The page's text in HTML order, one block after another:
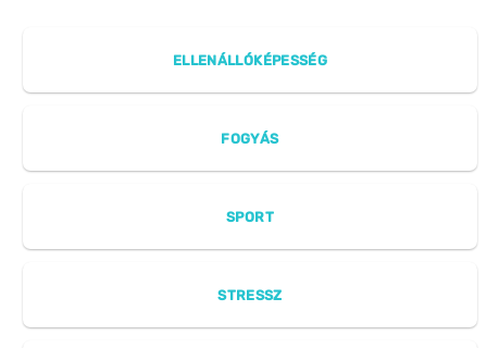
ELLENÁLLÓKÉPESSÉG
FOGYÁS
SPORT
STRESSZ